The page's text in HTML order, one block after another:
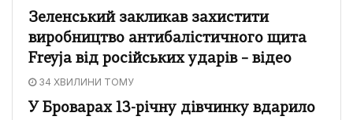
Зеленський закликав захистити
виробництво антибалістичного щита
Freyja від російських ударів – відео
34 ХВИЛИНИ ТОМУ
У Броварах 13-річну дівчинку вдарило